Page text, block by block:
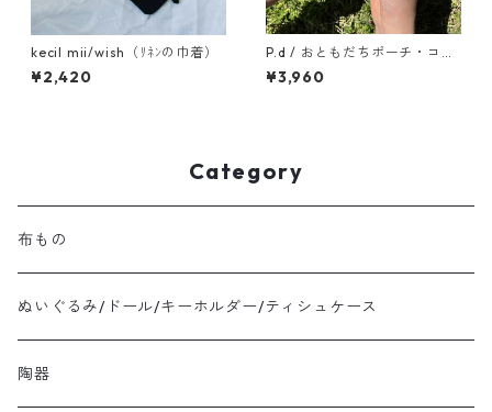
kecil mii/wish（ﾘﾈﾝの巾着）
¥2,420
P.d / おともだちポーチ・コア
ラ
¥3,960
Category
布もの
ぬいぐるみ/ドール/キーホルダー/ティシュケース
陶器